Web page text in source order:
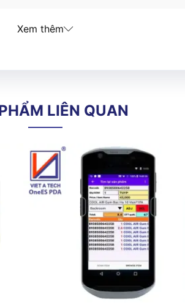
ngưng tụ
độ cao 2.4m
Xem thêm
LIÊN QUAN